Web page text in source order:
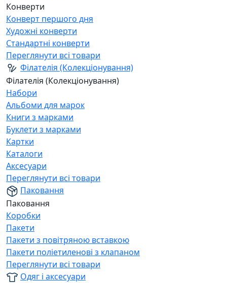
Конверти
Конверт першого дня
Художні конверти
Стандартні конверти
Переглянути всі товари
Філателія (Колекціонування)
Філателія (Колекціонування)
Набори
Альбоми для марок
Книги з марками
Буклети з марками
Картки
Каталоги
Аксесуари
Переглянути всі товари
Паковання
Паковання
Коробки
Пакети
Пакети з повітряною вставкою
Пакети поліетиленові з клапаном
Переглянути всі товари
Одяг і аксесуари